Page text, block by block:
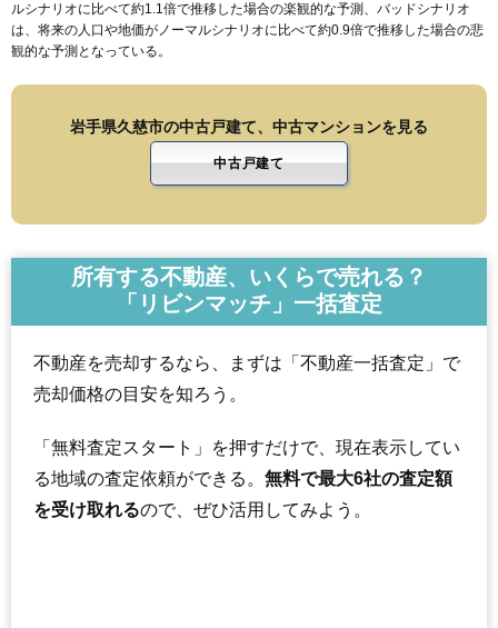
ルシナリオに比べて約1.1倍で推移した場合の楽観的な予測、バッドシナリオ
は、将来の人口や地価がノーマルシナリオに比べて約0.9倍で推移した場合の悲
観的な予測となっている。
岩手県久慈市の中古戸建て、中古マンションを見る
中古戸建て
所有する不動産、いくらで売れる？
「リビンマッチ」一括査定
不動産を売却するなら、まずは「不動産一括査定」で
売却価格の目安を知ろう。
「無料査定スタート」を押すだけで、現在表示してい
る地域の査定依頼ができる。 無料で最大6社の査定額
を受け取れるので、ぜひ活用してみよう。